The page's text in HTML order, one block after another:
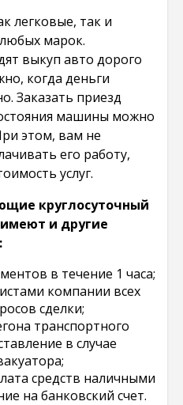
легковые, так и
марок.
выкуп авто дорого
когда деньги
Заказать приезд
машины можно
этом, вам не
его работу,
услуг.
круглосуточный
и другие
в течение 1 часа;
компании всех
сделки;
транспортного
в случае
средств наличными
на банковский счет.